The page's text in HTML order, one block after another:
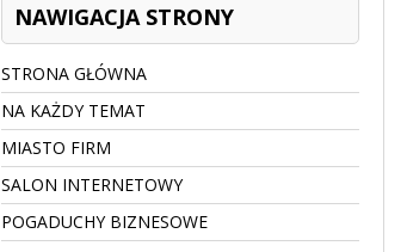
NAWIGACJA STRONY
STRONA GŁÓWNA
NA KAŻDY TEMAT
MIASTO FIRM
SALON INTERNETOWY
POGADUCHY BIZNESOWE